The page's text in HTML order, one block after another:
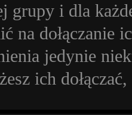
grupy i dla
na
jedynie
ich